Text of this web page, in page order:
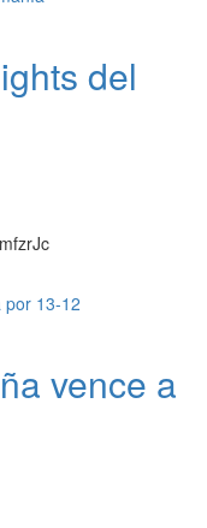
del
vence a